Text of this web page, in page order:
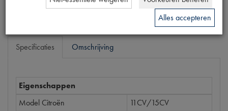
Specificaties Omschrijving
Eigenschappen
Model Citroën
11CV/15CV
Alles accepteren